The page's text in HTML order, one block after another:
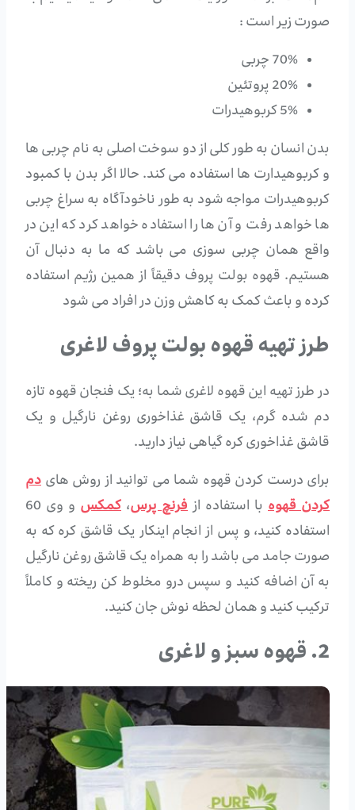
صورت زیر است :
70% چربی
20% پروتئین
5% کربوهیدرات
بدن انسان به طور کلی از دو سوخت اصلی به نام چربی ها
و کربوهیدارت ها استفاده می کند. حالا اگر بدن با کمبود
کربوهیدرات مواجه شود به طور ناخودآگاه به سراغ چربی
ها خواهد رفت و آن ها را استفاده خواهد کرد که این در
واقع همان چربی سوزی می باشد که ما به دنبال آن
هستیم. قهوه بولت پروف دقیقاً از همین رژیم استفاده
کرده و باعث کمک به کاهش وزن در افراد می شود
طرز تهیه قهوه بولت پروف لاغری
در طرز تهیه این قهوه لاغری شما به؛ یک فنجان قهوه تازه
دم شده گرم، یک قاشق غذاخوری روغن نارگیل و یک
قاشق غذاخوری کره گیاهی نیاز دارید.
برای درست کردن قهوه شما می توانید از روش های دم
کردن قهوه با استفاده ازفرنچ پرس، کمکس
و وی 60
استفاده کنید، و پس از انجام اینکار یک قاشق کره که به
صورت جامد می باشد را به همراه یک قاشق روغن نارگیل
به آن اضافه کنید و سپس درو مخلوط کن ریخته و کاملاً
ترکیب کنید و همان لحظه نوش جان کنید.
2. قهوه سبز و لاغری